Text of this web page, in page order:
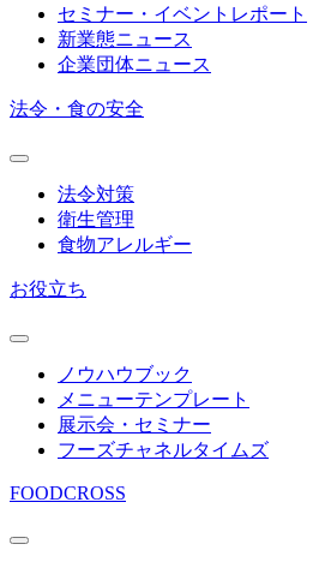
セミナー・イベントレポート
新業態ニュース
企業団体ニュース
法令・食の安全
法令対策
衛生管理
食物アレルギー
お役立ち
ノウハウブック
メニューテンプレート
展示会・セミナー
フーズチャネルタイムズ
FOODCROSS